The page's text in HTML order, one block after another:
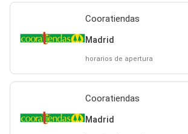
Cooratiendas
Madrid
horarios de apertura
Cooratiendas
Madrid